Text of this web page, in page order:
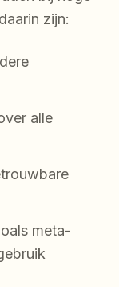
zijn:
alle
meta-